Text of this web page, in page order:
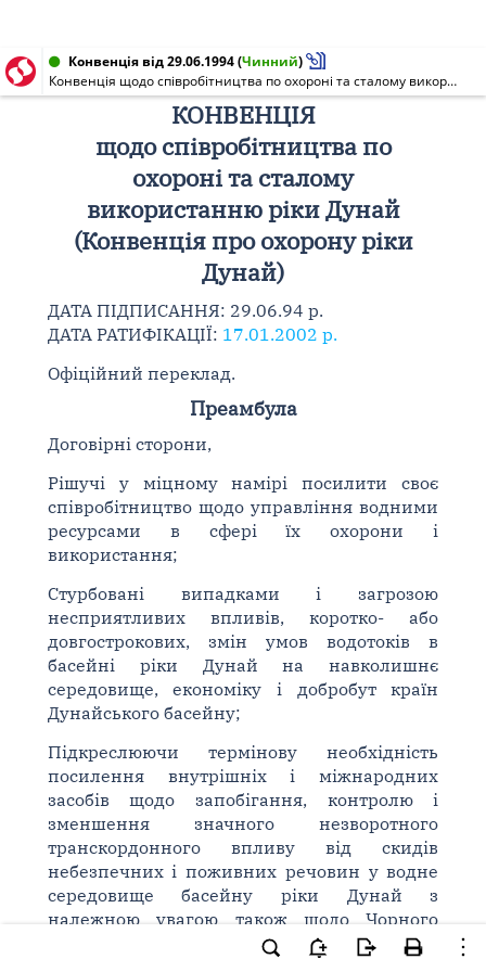
Конвенція від 29.06.1994(Чинний)
Конвенція щодо співробітництва по охороні та сталому використанню ріки Дунай (Конвенція про охорону ріки Дунай)
КОНВЕНЦІЯ
щодо співробітництва по
охороні та сталому
використанню ріки Дунай
(Конвенція про охорону ріки
Дунай)
ДАТА ПІДПИСАННЯ: 29.06.94 р.
ДАТА РАТИФІКАЦІЇ: 17.01.2002 р.
Офіційний переклад.
Преамбула
Договірні сторони,
Рішучі у міцному намірі посилити своє
співробітництво щодо управління водними
ресурсами в сфері їх охорони і
використання;
Стурбовані випадками і загрозою
несприятливих впливів, коротко- або
довгострокових, змін умов водотоків в
басейні ріки Дунай на навколишнє
середовище, економіку і добробут країн
Дунайського басейну;
Підкреслюючи термінову необхідність
посилення внутрішніх і міжнародних
засобів щодо запобігання, контролю і
зменшення значного незворотного
транскордонного впливу від скидів
небезпечних і поживних речовин у водне
середовище басейну ріки Дунай з
належною увагою також щодо Чорного